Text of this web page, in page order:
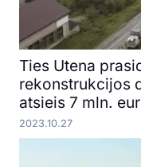
Ties Utena
rekonstrukcijos
atsieis 7 mln.
2023.10.27